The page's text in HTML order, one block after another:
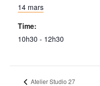
14 mars
Time:
10h30 - 12h30
Atelier Studio 27